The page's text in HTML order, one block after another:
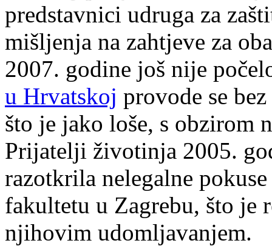
predstavnici udruga za
mišljenja na zahtjeve za
2007. godine još nije
u Hrvatskoj provode se
što je jako loše, s obzirom
Prijatelji životinja 2005.
razotkrila nelegalne
fakultetu u Zagrebu, što je
njihovim udomljavanjem.